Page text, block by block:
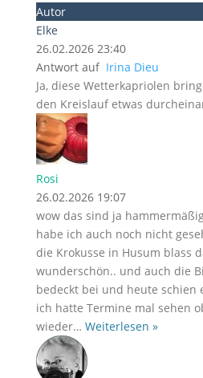
Autor
Elke
26.02.2026 23:40
Antwort auf Irina Dieu
Ja, diese Wetterkapriolen
den Kreislauf etwas
Rosi
26.02.2026 19:07
wow das sind ja
habe ich auch noch nicht
die Krokusse in Husum blass
wunderschön.. und auch die
bedeckt bei und heute schien
ich hatte Termine mal sehen
wieder… Weiterlesen »